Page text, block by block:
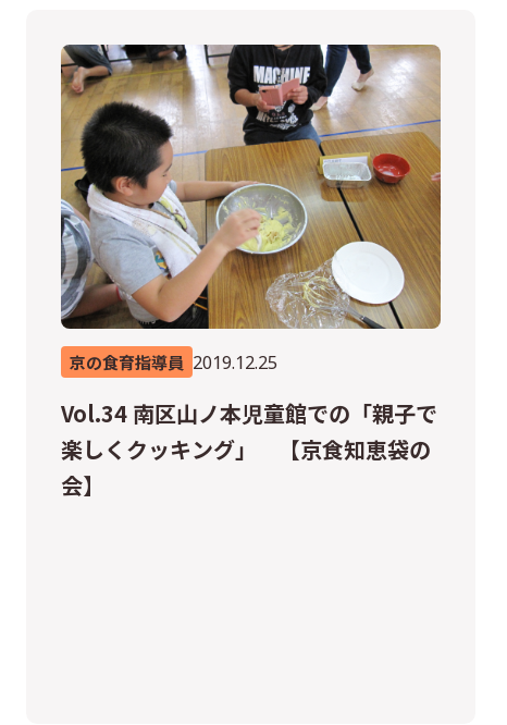
京の食育指導員 2019.12.25
Vol.34 南区山ノ本児童館での「親子で
楽しくクッキング」 【京食知恵袋の
会】